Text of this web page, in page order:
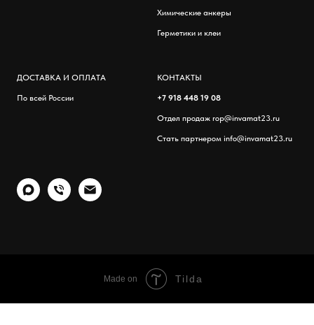
Химические анкеры
Герметики и клеи
ДОСТАВКА И ОПЛАТА
По всей России
КОНТАКТЫ
+7 918 448 19 08
Отдел продаж rop@invamat23.ru
Стать партнером info@invamat23.ru
Made on Tilda